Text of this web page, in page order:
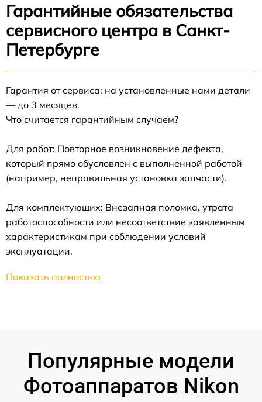
Гарантийные обязательства
сервисного центра в Санкт-
Петербурге
Гарантия от сервиса: на установленные нами детали
— до 3 месяцев.
Что считается гарантийным случаем?
Для работ: Повторное возникновение дефекта,
который прямо обусловлен с выполненной работой
(например, неправильная установка запчасти).
Для комплектующих: Внезапная поломка, утрата
работоспособности или несоответствие заявленным
характеристикам при соблюдении условий
эксплуатации.
Показать полностью
Популярные модели
Фотоаппаратов Nikon